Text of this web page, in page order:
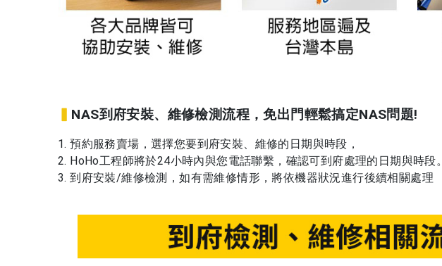
NAS到府安裝、維修檢測流程，免出門輕鬆搞定NAS問題!
1. 預約服務賣場，選擇您要到府安裝、維修的日期與時段，
2. HoHo工程師將於24小時內與您電話聯繫，確認可到府處理的日期與時段。
3. 到府安裝/維修檢測，如有需維修情形，將依機器狀況進行後續相關處理